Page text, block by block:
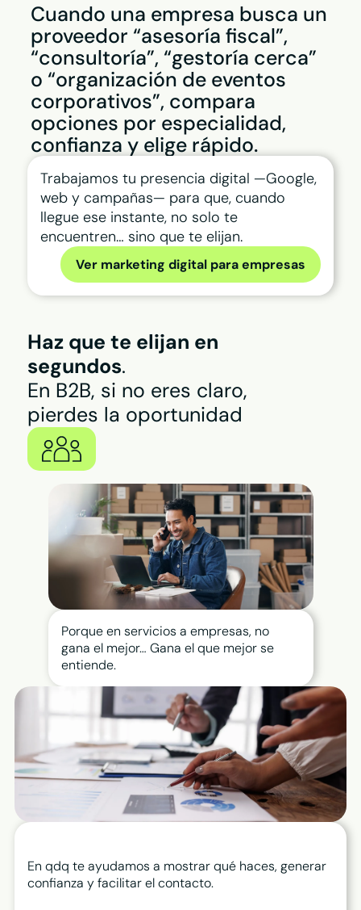
Cuando una empresa busca un
proveedor “asesoría fiscal”,
“consultoría”, “gestoría cerca”
o “organización de eventos
corporativos”, compara
opciones por especialidad,
confianza y elige rápido.
Trabajamos tu presencia digital —Google,
web y campañas— para que, cuando
llegue ese instante, no solo te
encuentren… sino que te elijan.
Ver marketing digital para empresas
Haz que te elijan en
segundos.
En B2B, si no eres claro,
pierdes la oportunidad
Porque en servicios a empresas, no
gana el mejor… Gana el que mejor se
entiende.
En qdq te ayudamos a mostrar qué haces, generar
confianza y facilitar el contacto.
Tu negocio visible cuando lo
busquen en Internet
Plan Visibilidad >
Posiciona tu negocio para
que destaque en tu zona
Plan Integral >
con tu estrategia digital
Plan Contacto Activo >
Convierte oportunidades y
haz crecer tu negocio
Comparador de planes >
Elige el mejor plan para tu empresa
Te puede interesar
Reserva de cita ›
Reserva de mesa
Publicidad en Google
ChatBot IA
Redes Sociales >
Plan Avanza
Redes Sociales >
Comparador de planes >
Te puede interesar
Plan Desarrollo >
Plan Contacto Activo >
Plan Impulsa >
Plan Visibilidad >
Plan Integral >